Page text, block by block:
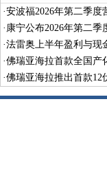
·安波福2026年第二季度
· 康宁公布2026年第二季
·法雷奥上半年盈利与现
·佛瑞亚海拉首款全国产
·佛瑞亚海拉推出首款12